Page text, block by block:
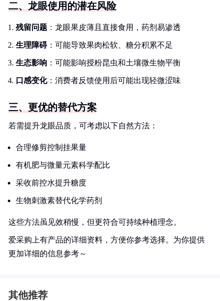
二、龙眼使用的潜在风险
残留问题 ：龙眼果皮薄且直接食用，药剂易渗透
生理障碍：可能导致果肉松软、糖分积累不足
生态影响 ：可能影响授粉昆虫和土壤微生物平衡
口感变化：消费者反馈使用后可能出现轻微涩味
三、更优的替代方案
若需提升龙眼品质，可考虑以下自然方法：
合理修剪控制挂果量
有机肥与微量元素科学配比
采收前控水提升糖度
生物刺激素替代化学药剂
这些方法虽见效稍慢，但更符合可持续种植理念。
爱采购上有产品的详细资料，方便你参考选择。为你提供
更加详细的信息参考～
其他推荐